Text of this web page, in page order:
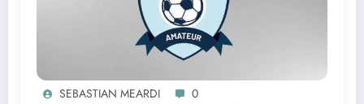
SEBASTIAN MEARDI 0